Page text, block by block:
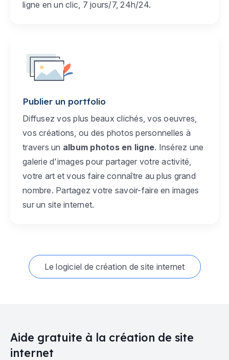
ligne en un clic, 7 jours/7, 24h/24.
Publier un portfolio
Diffusez vos plus beaux clichés, vos oeuvres,
vos créations, ou des photos personnelles à
travers un album photos en ligne. Insérez une
galerie d'images pour partager votre activité,
votre art et vous faire connaître au plus grand
nombre. Partagez votre savoir-faire en images
sur un site internet.
Le logiciel de création de site internet
Aide gratuite à la création de site
internet